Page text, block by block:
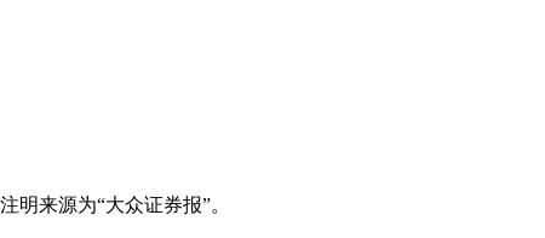
来源为“大众证券报”。